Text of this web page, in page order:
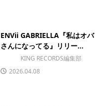
ENVii GABRIELLA『私はオバ
さんになってる』リリー...
KING RECORDS編集部
2026.04.08